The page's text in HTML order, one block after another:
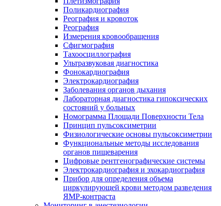
Поликардиография
Реография и кровоток
Реография
Измерения кровообращения
Сфигмография
Тахоосциллография
Ультразвуковая диагностика
Фонокардиография
Электрокардиография
Заболевания органов дыхания
Лабораторная диагностика гипоксических
состояний у больных
Номограмма Площади Поверхности Тела
Принцип пульсоксиметрии
Физиологические основы пульсоксиметрии
Функциональные методы исследования
органов пищеварения
Цифровые рентгенографические системы
Электрокардиография и эхокардиография
Прибор для определения объема
циркулирующей крови методом разведения
ЯМР-контраста